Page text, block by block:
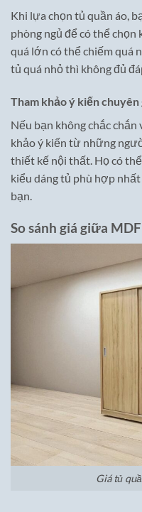
Khi lựa chọn tủ quần áo,
phòng ngủ để có thể
quá lớn có thể chiếm quá
tủ quá nhỏ thì không đủ
Tham khảo ý kiến chuyên
Nếu bạn không chắc chắn
khảo ý kiến từ những
thiết kế nội thất. Họ có
kiểu dáng tủ phù hợp nhất
bạn.
So sánh giá giữa
Giá tủ